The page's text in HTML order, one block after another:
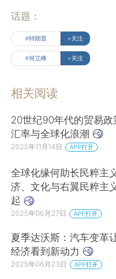
话题：
#特朗普 +关注
#何立峰 +关注
相关阅读
20世纪90年代的贸易政
汇率与全球化浪潮
2025年11月14日 APP打开
全球化缘何助长民粹主
济、文化与右翼民粹主
起
2025年06月27日 APP打开
夏季达沃斯：汽车变革
经济看到新动力
2025年06月23日 APP打开